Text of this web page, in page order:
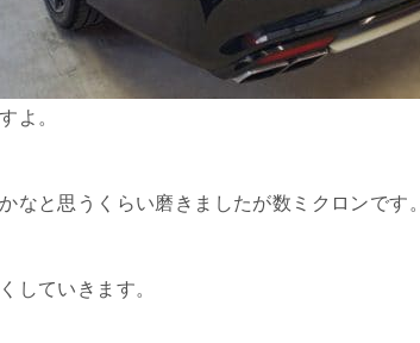
よ。
なと思うくらい磨きましたが数ミクロンです。
していきます。